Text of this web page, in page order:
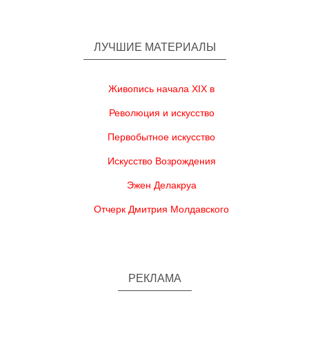
ЛУЧШИЕ МАТЕРИАЛЫ
Живопись начала XIX в
Революция и искусство
Первобытное искусство
Искусство Возрождения
Эжен Делакруа
Отчерк Дмитрия Молдавского
РЕКЛАМА